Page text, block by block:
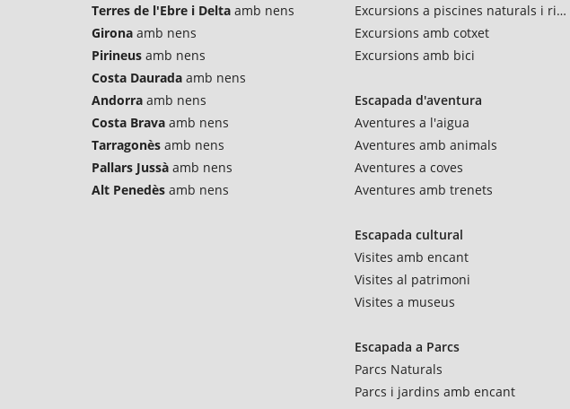
Terres de l'Ebre i Delta amb nens
Girona amb nens
Pirineus amb nens
Costa Daurada amb nens
Andorra amb nens
Costa Brava amb nens
Tarragonès amb nens
Pallars Jussà amb nens
Alt Penedès amb nens
Excursions a piscines naturals i rius
Excursions amb cotxet
Excursions amb bici
Escapada d'aventura
Aventures a l'aigua
Aventures amb animals
Aventures a coves
Aventures amb trenets
Escapada cultural
Visites amb encant
Visites al patrimoni
Visites a museus
Escapada a Parcs
Parcs Naturals
Parcs i jardins amb encant